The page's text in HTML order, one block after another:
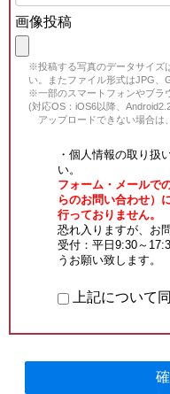
画像投稿
※投稿する写真のデータサイズ
い。またファイル形式はJPG、
※一部のスマートフォンやブラ
(対応OS：iOS6以降、
アップロードできない場合は
・個人情報の取り扱
い。
フォーム・メールで
らのお問い合わせ）
行っておりません。
恐れ入りますが、お
受付：平日9:30～
うお願い致します。
上記について